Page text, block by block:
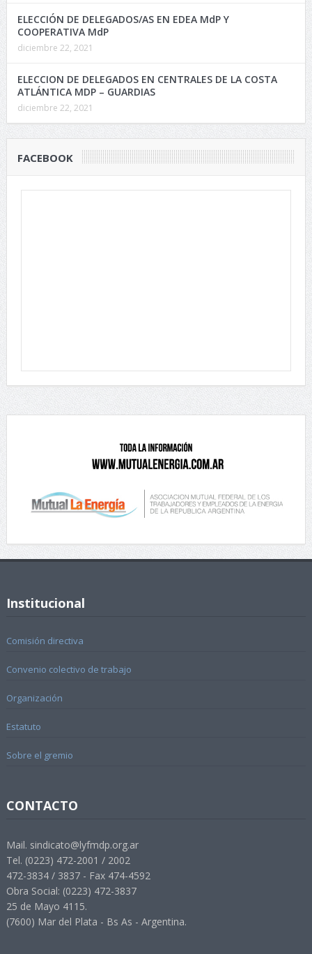
ELECCIÓN DE DELEGADOS/AS EN EDEA MdP Y
COOPERATIVA MdP
diciembre 22, 2021
ELECCION DE DELEGADOS EN CENTRALES DE LA COSTA
ATLÁNTICA MDP – GUARDIAS
diciembre 22, 2021
FACEBOOK
Institucional
Comisión directiva
Convenio colectivo de trabajo
Organización
Estatuto
Sobre el gremio
CONTACTO
Mail. sindicato@lyfmdp.org.ar
Tel. (0223) 472-2001 / 2002
472-3834 / 3837 - Fax 474-4592
Obra Social: (0223) 472-3837
25 de Mayo 4115.
(7600) Mar del Plata - Bs As - Argentina.